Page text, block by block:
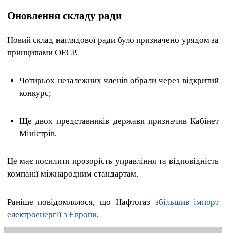
Оновлення складу ради
Новий склад наглядової ради було призначено урядом за
принципами ОЕСР.
Чотирьох незалежних членів обрали через відкритий
конкурс;
Ще двох представників держави призначив Кабінет
Міністрів.
Це має посилити прозорість управління та відповідність
компанії міжнародним стандартам.
Раніше повідомлялося, що Нафтогаз збільшив імпорт
електроенергії з Європи.